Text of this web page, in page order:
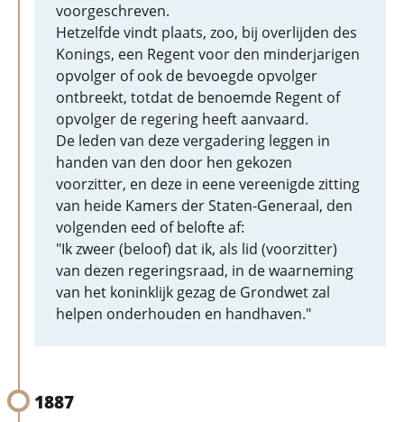
voorgeschreven.
Hetzelfde vindt plaats, zoo, bij overlijden des
Konings, een Regent voor den minderjarigen
opvolger of ook de bevoegde opvolger
ontbreekt, totdat de benoemde Regent of
opvolger de regering heeft aanvaard.
De leden van deze vergadering leggen in
handen van den door hen gekozen
voorzitter, en deze in eene vereenigde zitting
van heide Kamers der Staten-Generaal, den
volgenden eed of belofte af:
"Ik zweer (beloof) dat ik, als lid (voorzitter)
van dezen regeringsraad, in de waarneming
van het koninklijk gezag de Grondwet zal
helpen onderhouden en handhaven."
1887